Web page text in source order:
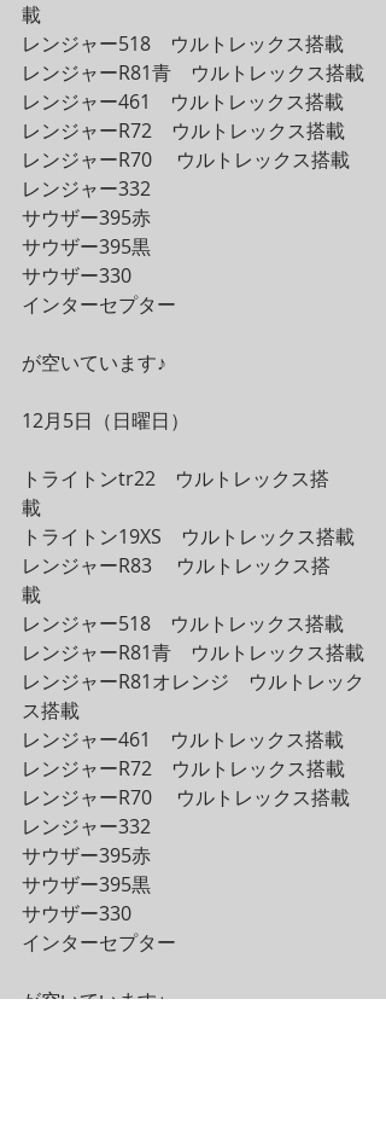
載
レンジャー518　ウルトレックス搭載
レンジャーR81青　ウルトレックス搭載
レンジャー461　ウルトレックス搭載
レンジャーR72　ウルトレックス搭載
レンジャーR70 　ウルトレックス搭載
レンジャー332
サウザー395赤
サウザー395黒
サウザー330
インターセプター
が空いています♪
12月5日（日曜日）
トライトンtr22　ウルトレックス搭
載
トライトン19XS　ウルトレックス搭載
レンジャーR83 　ウルトレックス搭
載
レンジャー518　ウルトレックス搭載
レンジャーR81青　ウルトレックス搭載
レンジャーR81オレンジ　ウルトレック
ス搭載
レンジャー461　ウルトレックス搭載
レンジャーR72　ウルトレックス搭載
レンジャーR70 　ウルトレックス搭載
レンジャー332
サウザー395赤
サウザー395黒
サウザー330
インターセプター
が空いています♪